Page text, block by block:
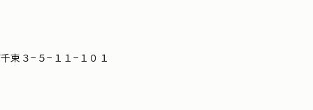
束３−５−１１−１０１